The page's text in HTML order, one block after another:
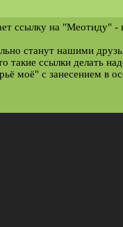
ссылку на "Меотиду" -
станут нашими
такие ссылки делать
моё" с занесением в